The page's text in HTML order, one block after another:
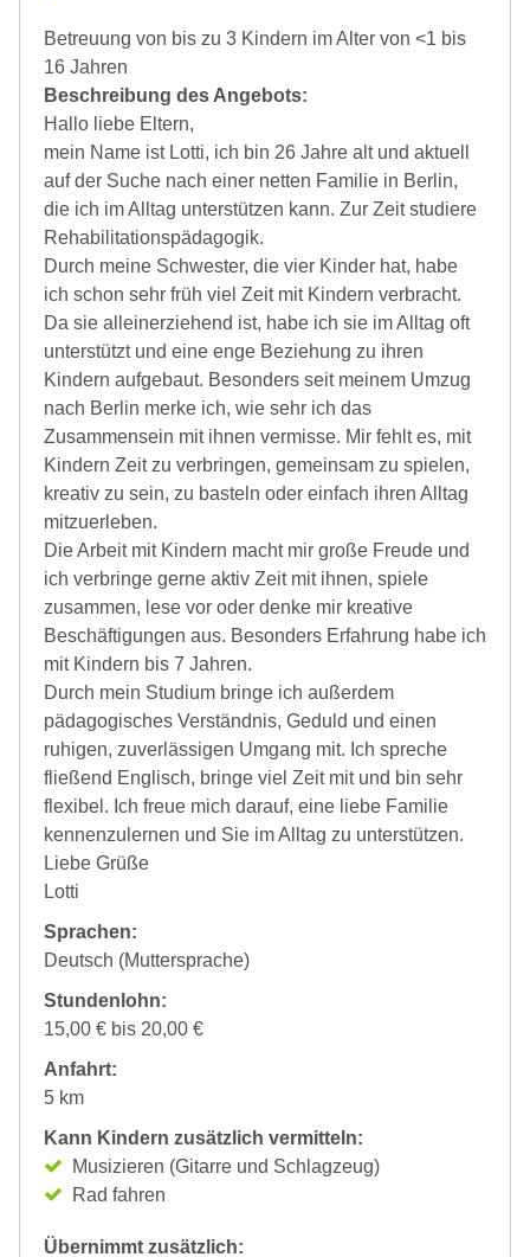
Betreuung von bis zu 3 Kindern im Alter von <1 bis
16 Jahren
Beschreibung des Angebots:
Hallo liebe Eltern,
mein Name ist Lotti, ich bin 26 Jahre alt und aktuell
auf der Suche nach einer netten Familie in Berlin,
die ich im Alltag unterstützen kann. Zur Zeit studiere
Rehabilitationspädagogik.
Durch meine Schwester, die vier Kinder hat, habe
ich schon sehr früh viel Zeit mit Kindern verbracht.
Da sie alleinerziehend ist, habe ich sie im Alltag oft
unterstützt und eine enge Beziehung zu ihren
Kindern aufgebaut. Besonders seit meinem Umzug
nach Berlin merke ich, wie sehr ich das
Zusammensein mit ihnen vermisse. Mir fehlt es, mit
Kindern Zeit zu verbringen, gemeinsam zu spielen,
kreativ zu sein, zu basteln oder einfach ihren Alltag
mitzuerleben.
Die Arbeit mit Kindern macht mir große Freude und
ich verbringe gerne aktiv Zeit mit ihnen, spiele
zusammen, lese vor oder denke mir kreative
Beschäftigungen aus. Besonders Erfahrung habe ich
mit Kindern bis 7 Jahren.
Durch mein Studium bringe ich außerdem
pädagogisches Verständnis, Geduld und einen
ruhigen, zuverlässigen Umgang mit. Ich spreche
fließend Englisch, bringe viel Zeit mit und bin sehr
flexibel. Ich freue mich darauf, eine liebe Familie
kennenzulernen und Sie im Alltag zu unterstützen.
Liebe Grüße
Lotti
Sprachen:
Deutsch (Muttersprache)
Stundenlohn:
15,00 € bis 20,00 €
Anfahrt:
5 km
Kann Kindern zusätzlich vermitteln:
Musizieren (Gitarre und Schlagzeug)
Rad fahren
Übernimmt zusätzlich: